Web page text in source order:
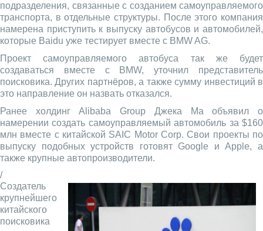
подразделения, связанные с созданием самоуправляемого
транспорта, в отдельные структуры. После этого компания
намерена приступить к выпуску автобусов и автомобилей,
которые Baidu уже тестирует вместе с BMW AG.
Проект самоуправляемого автобуса так же будет
создаваться вместе с BMW, уточнил представитель
поисковика. Других партнёров, а также сумму инвестиций в
это направление он назвать отказался.
Ранее холдинг Alibaba Group Джека Ма объявил о
намерении создать самоуправляемый автомобиль за $160
млн вместе с китайской SAIC Motor Corp. Свои проекты по
выпуску подобных устройств готовят Google и Apple, а
также крупные автопроизводители.
/
Создатель
крупнейшего
китайского
поисковика